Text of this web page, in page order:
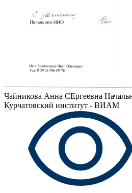
Чайникова Анна СЕргеевна
Курчатовский институт - ВИАМ